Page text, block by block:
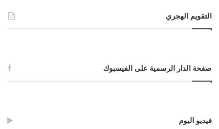
التقويم الهجري
صفحة الدار الرسمية على الفيسبوك
فيديو اليوم